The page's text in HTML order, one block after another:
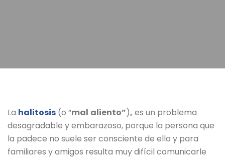
La halitosis (o “mal aliento”), es un problema
desagradable y embarazoso, porque la persona que
la padece no suele ser consciente de ello y para
familiares y amigos resulta muy difícil comunicarle